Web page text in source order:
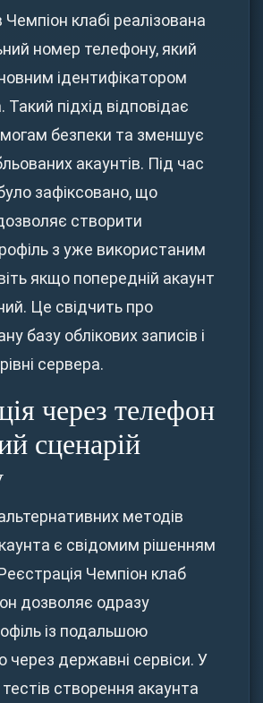
Чемпіон клабі реалізована
номер телефону, який
ідентифікатором
Такий підхід відповідає
безпеки та зменшує
акаунтів. Під час
зафіксовано, що
створити
з уже використаним
якщо попередній акаунт
Це свідчить про
базу облікових записів і
сервера.
через телефон
сценарій
методів
є свідомим рішенням
Чемпіон клаб
дозволяє одразу
із подальшою
через державні сервіси. У
тестів створення акаунта